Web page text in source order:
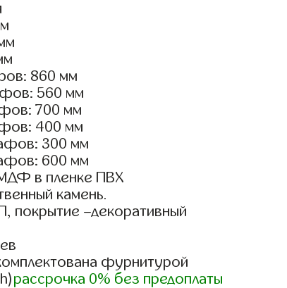
860 мм
560 мм
700 мм
400 мм
300 мм
600 мм
в пленке ПВХ
камень.
покрытие –декоративный
фурнитурой
рассрочка 0% без предоплаты